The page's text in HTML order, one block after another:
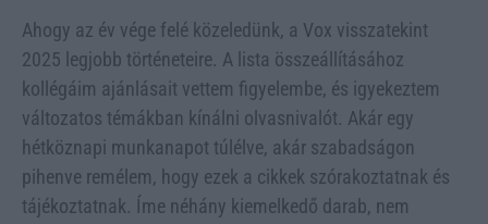
Ahogy az év vége felé közeledünk, a Vox visszatekint
2025 legjobb történeteire. A lista összeállításához
kollégáim ajánlásait vettem figyelembe, és igyekeztem
változatos témákban kínálni olvasnivalót. Akár egy
hétköznapi munkanapot túlélve, akár szabadságon
pihenve remélem, hogy ezek a cikkek szórakoztatnak és
tájékoztatnak. Íme néhány kiemelkedő darab, nem